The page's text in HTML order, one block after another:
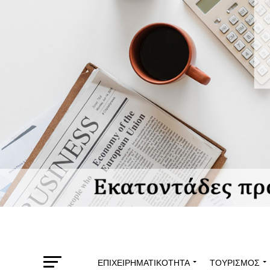
ΕΠΙΧΕΙΡΗΜΑΤΙΚΌΤΗΤΑ ΤΟΥΡΙΣΜΌΣ